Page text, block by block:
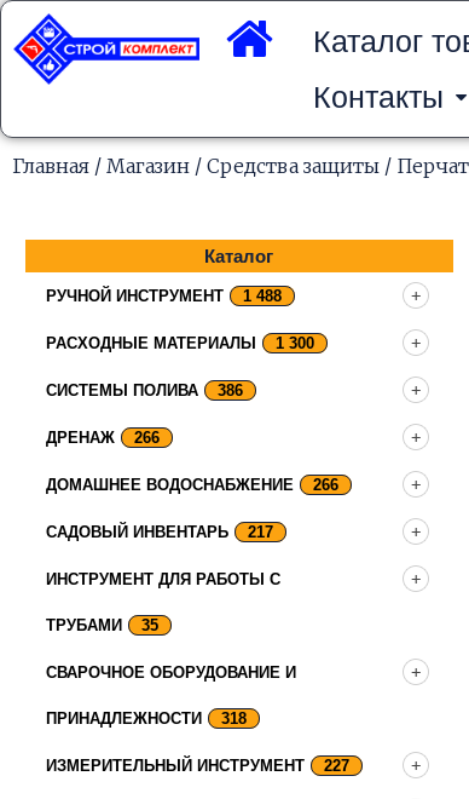
Перейти
содержимому
Каталог
Контакты
Главная / Магазин / Средства защиты /
Каталог
РУЧНОЙ ИНСТРУМЕНТ 1 488
РАСХОДНЫЕ МАТЕРИАЛЫ 1 300
СИСТЕМЫ ПОЛИВА 386
ДРЕНАЖ 266
ДОМАШНЕЕ ВОДОСНАБЖЕНИЕ 266
САДОВЫЙ ИНВЕНТАРЬ 217
ИНСТРУМЕНТ ДЛЯ РАБОТЫ С
ТРУБАМИ 35
СВАРОЧНОЕ ОБОРУДОВАНИЕ И
ПРИНАДЛЕЖНОСТИ 318
ИЗМЕРИТЕЛЬНЫЙ ИНСТРУМЕНТ 227